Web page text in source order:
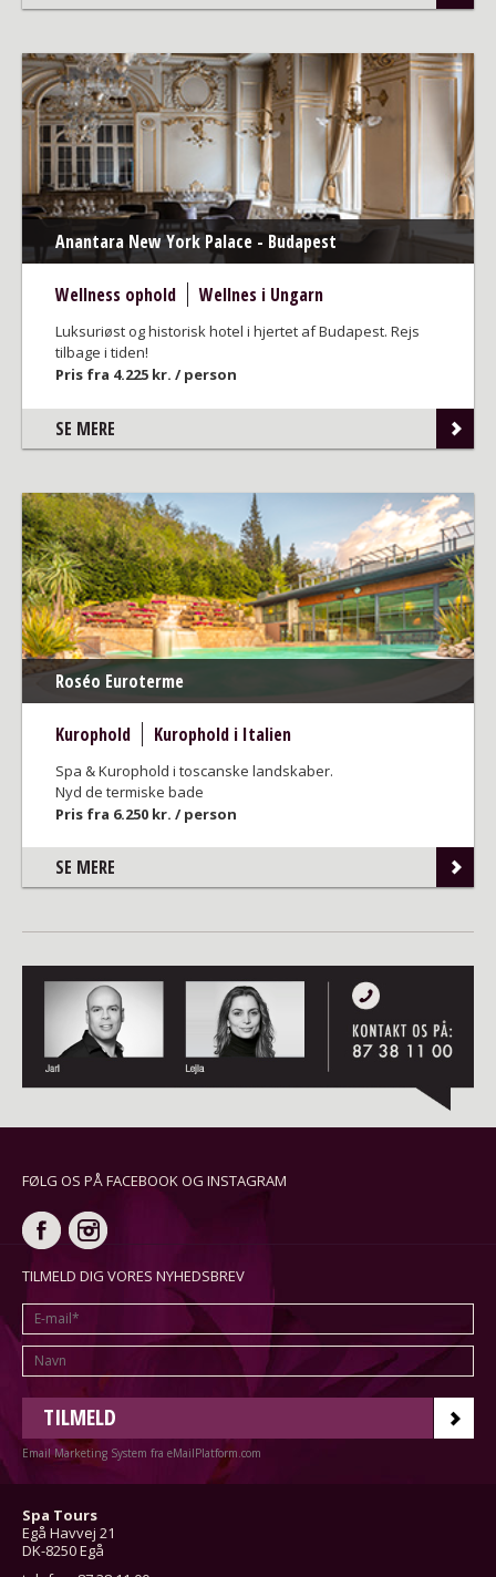
Anantara New York Palace - Budapest
Wellness ophold Wellnes i Ungarn
Luksuriøst og historisk hotel i hjertet af Budapest. Rejs
tilbage i tiden!
Pris fra 4.225 kr. / person
SE MERE
Roséo Euroterme
Kurophold Kurophold i Italien
Spa & Kurophold i toscanske landskaber.
Nyd de termiske bade
Pris fra 6.250 kr. / person
SE MERE
FØLG OS PÅ FACEBOOK OG INSTAGRAM
TILMELD DIG VORES NYHEDSBREV
TILMELD
Email Marketing System fra eMailPlatform.com
Spa Tours
Egå Havvej 21
DK-8250 Egå